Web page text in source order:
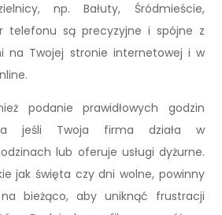
np. Bałuty, Śródmieście,
telefonu są precyzyjne i spójne z
na Twojej stronie internetowej i w
podanie prawidłowych godzin
jeśli Twoja firma działa w
lub oferuje usługi dyżurne.
jak święta czy dni wolne, powinny
bieżąco, aby uniknąć frustracji